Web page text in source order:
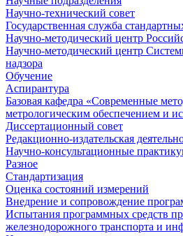
Научно-технический совет
Государственная служба
Научно-методический центр
Научно-методический центр
надзора
Обучение
Аспирантура
Базовая кафедра «Современные
метрологическим обеспечением и
Диссертационный совет
Редакционно-издательская
Научно-консультационные
Разное
Стандартизация
Оценка состояний измерений
Внедрение и сопровождение
Испытания программных средств
железнодорожного транспорта и